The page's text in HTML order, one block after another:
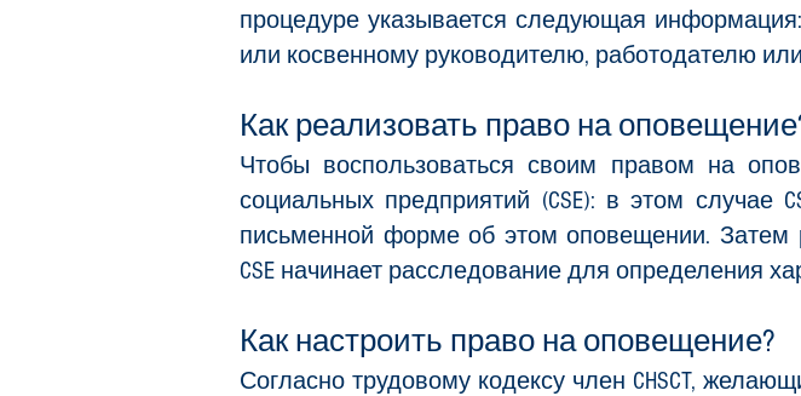
процедуре указывается следующая
или косвенному руководителю, работодателю
Как реализовать право на
Чтобы воспользоваться своим правом на
социальных предприятий (CSE): в этом случае
письменной форме об этом оповещении. Затем
CSE начинает расследование для определения
Как настроить право на оповещение?
Согласно трудовому кодексу член CHSCT,